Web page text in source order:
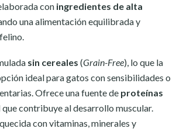
con ingredientes de alta
una alimentación equilibrada y
sin cereales (Grain-Free), lo que la
ideal para gatos con sensibilidades o
Ofrece una fuente de proteínas
que contribuye al desarrollo muscular.
con vitaminas, minerales y